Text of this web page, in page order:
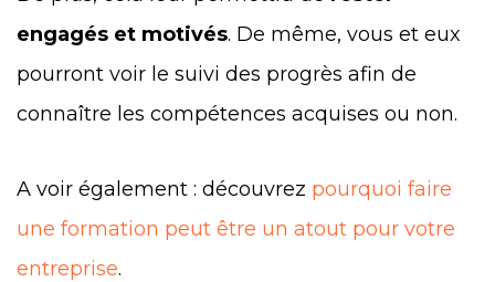
engagés et motivés. De même, vous et eux
pourront voir le suivi des progrès afin de
connaître les compétences acquises ou non.
A voir également : découvrez pourquoi faire
une formation peut être un atout pour votre
entreprise.